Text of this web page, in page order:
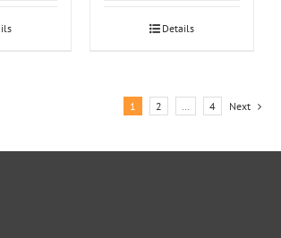
Details
1 2 … 4 Next